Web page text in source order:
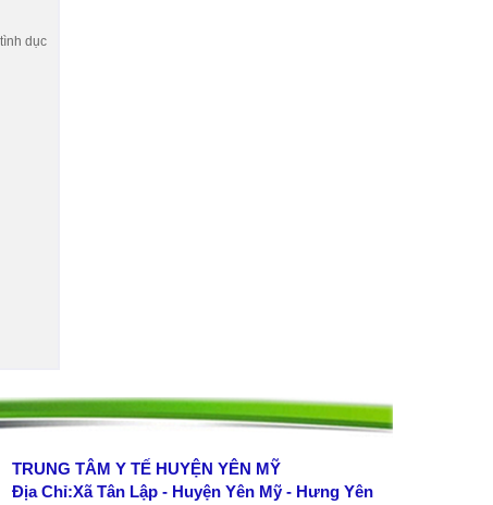
dục
TRUNG TÂM Y TẾ HUYỆN YÊN MỸ
Địa Chỉ:Xã Tân Lập - Huyện Yên Mỹ - Hưng Yên